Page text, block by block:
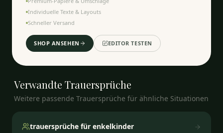
Individuelle Texte & Layouts
Schneller Versand
SHOP ANSEHEN EDITOR TESTEN
Verwandte Trauersprüche
Weitere passende Trauersprüche für ähnliche Situationen
trauersprüche für enkelkinder